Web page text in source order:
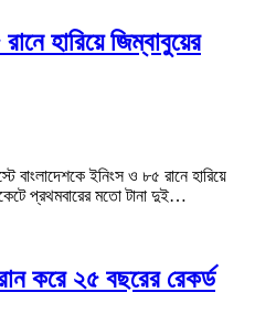
হারিয়ে জিম্বাবুয়ের
বাংলাদেশকে ইনিংস ও ৮৫ রানে হারিয়ে
প্রথমবারের মতো টানা দুই…
করে ২৫ বছরের রেকর্ড